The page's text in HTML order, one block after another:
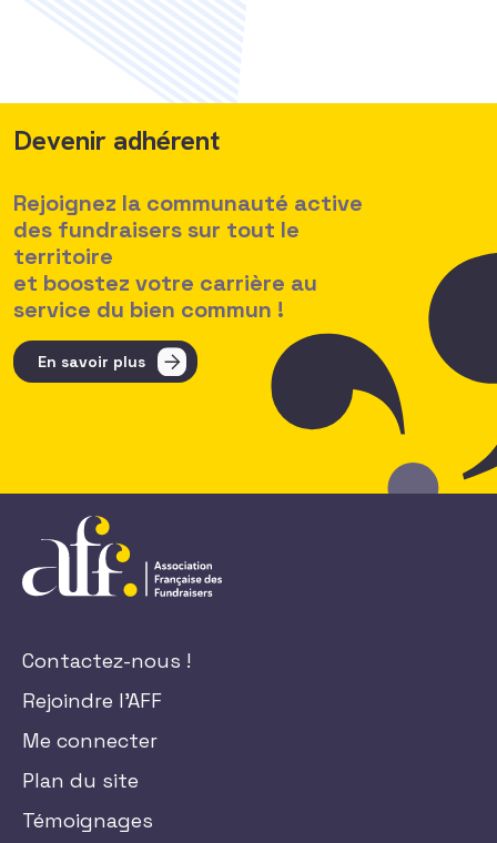
Devenir adhérent
Rejoignez la communauté active
des fundraisers sur tout le
territoire
et boostez votre carrière au
service du bien commun !
En savoir plus
Contactez-nous !
Rejoindre l'AFF
Me connecter
Plan du site
Témoignages